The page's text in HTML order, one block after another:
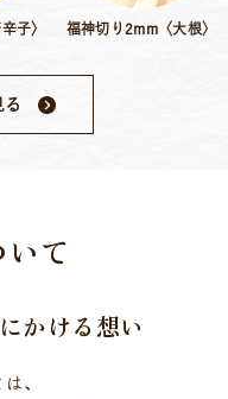
大根〉 40〜60mm〈胡瓜
て
かける想い
、